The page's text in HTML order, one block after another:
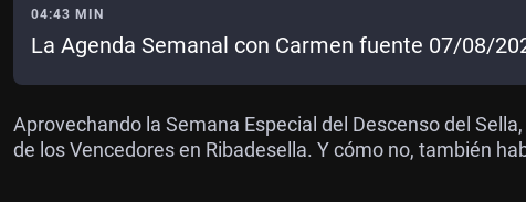
04:43 MIN
La Agenda Semanal con Carmen fuente 07/08/
Aprovechando la Semana Especial del Descenso del
de los Vencedores en Ribadesella. Y cómo no, también